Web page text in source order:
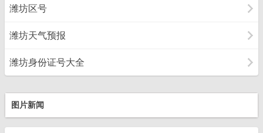
潍坊区号
潍坊天气预报
潍坊身份证号大全
图片新闻